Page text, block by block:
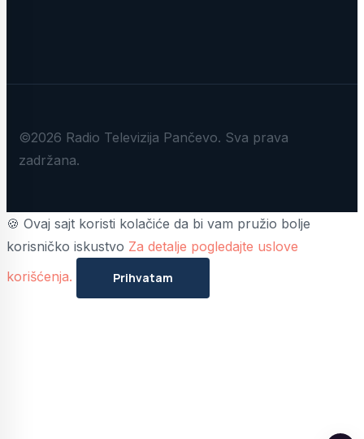
©2026 Radio Televizija Pančevo. Sva prava
zadržana.
🍪 Ovaj sajt koristi kolačiće da bi vam pružio bolje
korisničko iskustvo Za detalje pogledajte uslove
korišćenja.
Prihvatam